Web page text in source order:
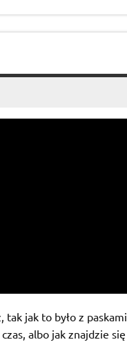
jak to było z paskami
albo jak znajdzie się